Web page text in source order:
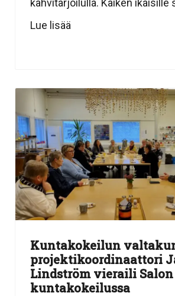
kahvitarjoilulla. Kaiken ikäisille
Lue lisää
Kuntakokeilun
projektikoordinaattori
Lindström vieraili Salon
kuntakokeilussa